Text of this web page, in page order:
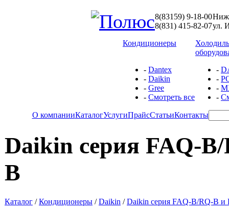
8(83159) 9-18-00
8(831) 415-82-07ул.
Кондиционеры
- Dantex
- Daikin
- Gree
- Смотреть все
-
-
-
-
О компанииКаталогУслугиПрайсСтатьиКонтакты
Daikin cерия FAQ-
B
Каталог /Кондиционеры /Daikin /Daikin cерия FAQ-B/RQ-B и